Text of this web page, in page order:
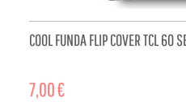
COOL FUNDA FLIP COVER TCL 60
7,00 €